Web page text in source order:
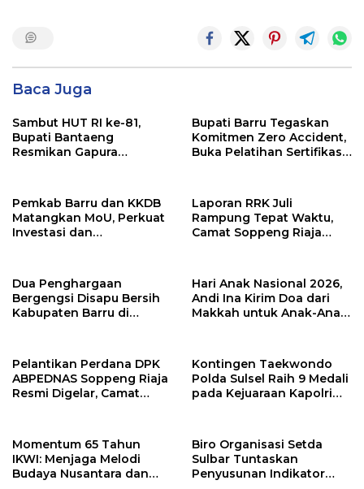
Baca Juga
Sambut HUT RI ke-81,
Bupati Bantaeng
Resmikan Gapura
Bupati Barru Tegaskan
Komitmen Zero Accident,
Buka Pelatihan Sertifikasi
Pemkab Barru dan KKDB
Matangkan MoU, Perkuat
Investasi dan
Laporan RRK Juli
Rampung Tepat Waktu,
Camat Soppeng Riaja
Dua Penghargaan
Bergengsi Disapu Bersih
Kabupaten Barru di
Hari Anak Nasional 2026,
Andi Ina Kirim Doa dari
Makkah untuk Anak-Anak
Pelantikan Perdana DPK
ABPEDNAS Soppeng Riaja
Resmi Digelar, Camat
Kontingen Taekwondo
Polda Sulsel Raih 9 Medali
pada Kejuaraan Kapolri
Momentum 65 Tahun
IKWI: Menjaga Melodi
Budaya Nusantara dan
Biro Organisasi Setda
Sulbar Tuntaskan
Penyusunan Indikator